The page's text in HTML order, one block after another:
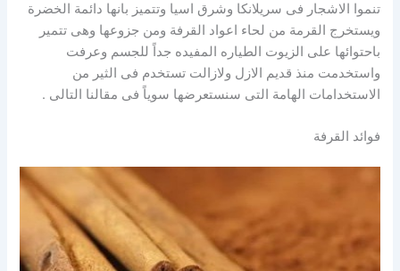
تنموا الاشجار فى سريلانكا وشرق اسيا وتتميز بانها دائمة الخضرة
ويستخرج القرمة من لحاء اعواد القرفة ومن جزوعها وهى تتمير
باحتوائها على الزيوت الطياره المفيده جداً للجسم وعرفت
واستخدمت منذ قديم الازل ولازالت تستخدم فى الثير من
الاستخدامات الهامة التى سنستعرضها سوياً فى مقالنا التالى .
فوائد القرفة